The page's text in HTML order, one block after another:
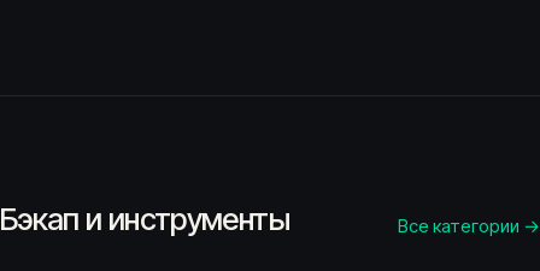
Бэкап и инструменты Все категории →